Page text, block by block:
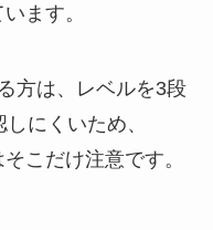
ます。
方は、レベルを3段
にくいため、
こだけ注意です。